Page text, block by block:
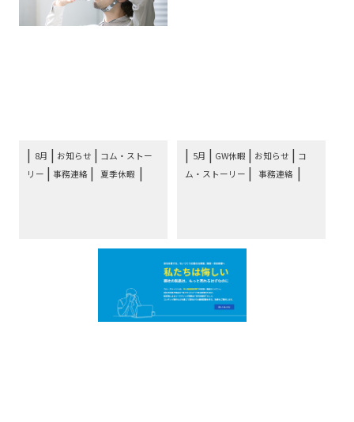
8月 | お知らせ | コム・ストー
リー |事務連絡 | 夏季休暇
5月 | GW休暇 | お知らせ | コ
ム・ストーリー | 事務連絡